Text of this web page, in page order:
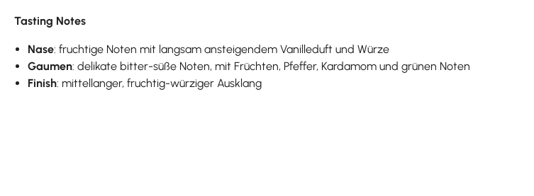
Tasting Notes
Nase: fruchtige Noten mit langsam ansteigendem Vanilleduft und Würze
Gaumen: delikate bitter-süße Noten, mit Früchten, Pfeffer, Kardamom und grünen Noten
Finish: mittellanger, fruchtig-würziger Ausklang